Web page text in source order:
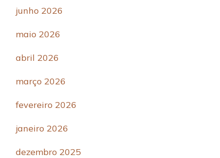
junho 2026
maio 2026
abril 2026
março 2026
fevereiro 2026
janeiro 2026
dezembro 2025